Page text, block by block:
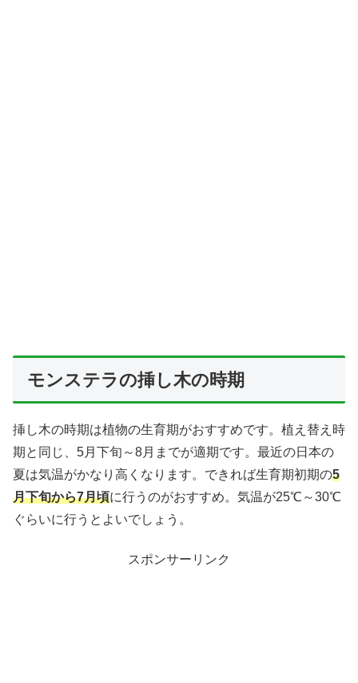
モンステラの挿し木の時期
挿し木の時期は植物の生育期がおすすめです。植え替え時
期と同じ、5月下旬～8月までが適期です。最近の日本の
夏は気温がかなり高くなります。できれば生育期初期の5
月下旬から7月頃に行うのがおすすめ。気温が25℃～30℃
ぐらいに行うとよいでしょう。
スポンサーリンク